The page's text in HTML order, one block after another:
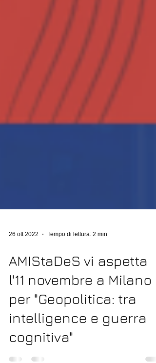
AMIStaDeS vi aspetta
l'11 novembre a Milano
per "Geopolitica: tra
intelligence e guerra
cognitiva"